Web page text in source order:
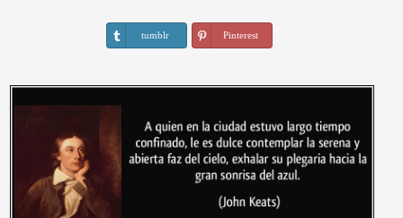
tumblr Pinterest